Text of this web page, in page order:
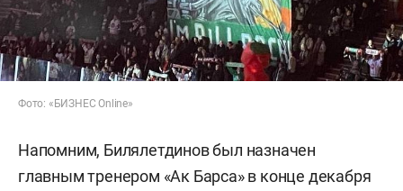
Фото: «БИЗНЕС Online»
Напомним, Билялетдинов был назначен
главным тренером «Ак Барса» в конце декабря